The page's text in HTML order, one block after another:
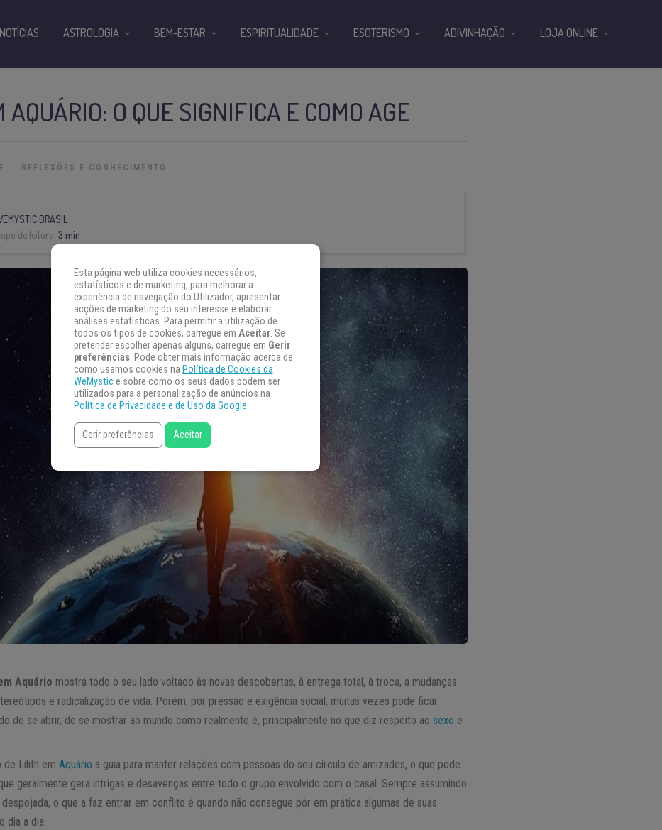
O QUE SIGNIFICA E COMO AGE
REFLEXÕES E CONHECIMENTO
BRASIL
de leitura:3 min
Aquário mostra todo o seu lado voltado às novas descobertas, à entrega total, à troca, a mudanças
e radicalização de vida. Porém, por pressão e exigência social, muitas vezes pode ficar
de se abrir, de se mostrar ao mundo como realmente é, principalmente no que diz respeito aosexo e
de Lilith emAquário a guia para manter relações com pessoas do seu círculo de amizades, o que pode
geralmente gera intrigas e desavenças entre todo o grupo envolvido com o casal. Sempre assumindo
o que a faz entrar em conflito é quando não consegue pôr em prática algumas de suas
dia a dia.
NOTÍCIAS ASTROLOGIA BEM-ESTAR ESPIRITUALIDADE ESOTERISMO ADIVINHAÇÃO LOJA ONLINE
Esta página web utiliza cookies necessários,
estatísticos e de marketing, para melhorar a
experiência de navegação do Utilizador, apresentar
acções de marketing do seu interesse e elaborar
análises estatísticas. Para permitir a utilização de
todos os tipos de cookies, carregue em Aceitar. Se
pretender escolher apenas alguns, carregue em Gerir
preferências. Pode obter mais informação acerca de
como usamos cookies na Política de Cookies da
WeMystice sobre como os seus dados podem ser
utilizados para a personalização de anúncios na
Política de Privacidade e de Uso da Google.
Gerir preferências Aceitar